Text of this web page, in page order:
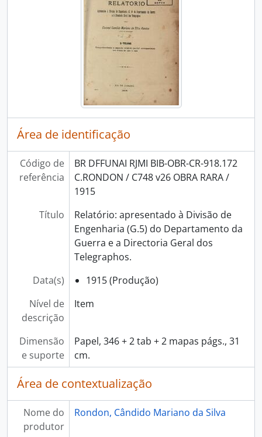
Área de identificação
Código de
referência
BR DFFUNAI RJMI BIB-OBR-CR-918.172
C.RONDON / C748 v26 OBRA RARA /
1915
Título
Relatório: apresentado à Divisão de
Engenharia (G.5) do Departamento da
Guerra e a Directoria Geral dos
Telegraphos.
Data(s)
1915 (Produção)
Nível de
descrição
Item
Dimensão
e suporte
Papel, 346 + 2 tab + 2 mapas págs., 31
cm.
Área de contextualização
Nome do
produtor
Rondon, Cândido Mariano da Silva